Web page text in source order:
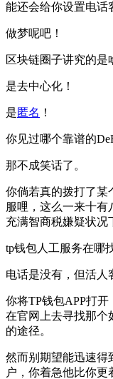
能还会给你设置电话
做梦呢吧！
区块链圈子讲究的是
是去中心化！
是匿名 ！
你见过哪个靠谱的
那不成笑话了。
你倘若真的拨打了某
服哩，这么一来十有
充满智商税嫌疑状况
tp钱包人工服务在哪
电话是没有，但活人
你将TP钱包APP打
在官网上去寻找那个
的途径。
然而别期望能迅速得
户，你着急他比你更